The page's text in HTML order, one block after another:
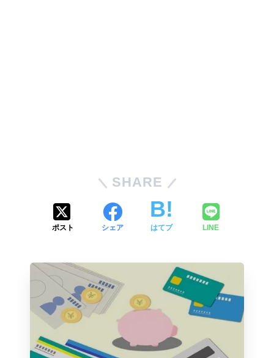
SHARE
ポスト シェア はてブ LINE